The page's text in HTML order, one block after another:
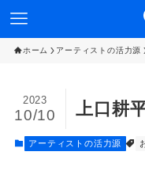
ホーム アーティストの活力源
上口耕
2023
10/10
アーティストの活力源